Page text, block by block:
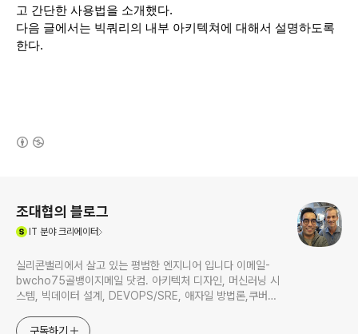
고 간단한 사용법을 소개했다.
다음 글에서는 빅쿼리의 내부 아키텍쳐에 대해서 설명하도록
한다.
조대협의 블로그
IT 분야 크리에이터
실리콘밸리에서 살고 있는 평범한 엔지니어 입니다 이메일-
bwcho75골뱅이지메일 닷컴. 아키텍처 디자인, 머신러닝 시
스템, 빅데이터 설계, DEVOPS/SRE, 애자일 방법론,쿠버네
한 기술 멘토링과 강의 진행합니다. Linkedin :
구독하기